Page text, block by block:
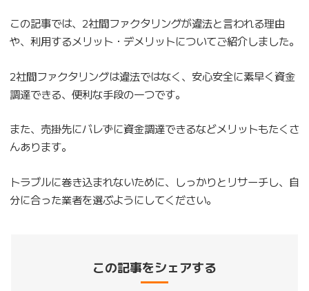
この記事では、2社間ファクタリングが違法と言われる理由
や、利用するメリット・デメリットについてご紹介しました。
2社間ファクタリングは違法ではなく、安心安全に素早く資金
調達できる、便利な手段の一つです。
また、売掛先にバレずに資金調達できるなどメリットもたくさ
んあります。
トラブルに巻き込まれないために、しっかりとリサーチし、自
分に合った業者を選ぶようにしてください。
この記事をシェアする